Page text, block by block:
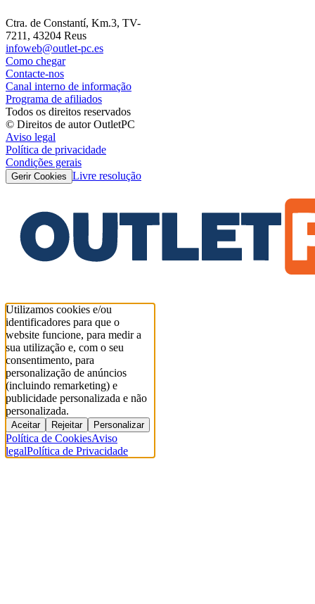
Ctra. de Constantí, Km.3, TV-
7211, 43204 Reus
infoweb@outlet-pc.es
Como chegar
Contacte-nos
Canal interno de informação
Programa de afiliados
Todos os direitos reservados
© Direitos de autor OutletPC
Aviso legal
Política de privacidade
Condições gerais
Gerir Cookies Livre resolução
Utilizamos cookies e/ou
identificadores para que o
website funcione, para medir a
sua utilização e, com o seu
consentimento, para
personalização de anúncios
(incluindo remarketing) e
publicidade personalizada e não
personalizada.
Aceitar Rejeitar Personalizar
Política de CookiesAviso
legalPolítica de Privacidade